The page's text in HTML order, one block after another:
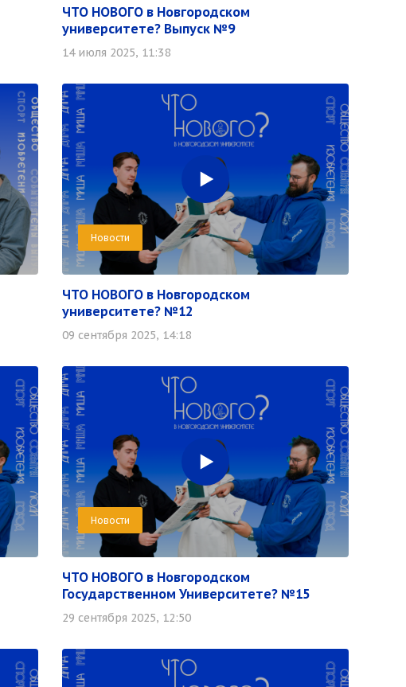
ЧТО НОВОГО в Новгородском
университете? Выпуск №9
14 июля 2025, 11:38
Новости
ЧТО НОВОГО в Новгородском
университете? №12
09 сентября 2025, 14:18
Новости
ЧТО НОВОГО в Новгородском
Государственном Университете? №15
29 сентября 2025, 12:50